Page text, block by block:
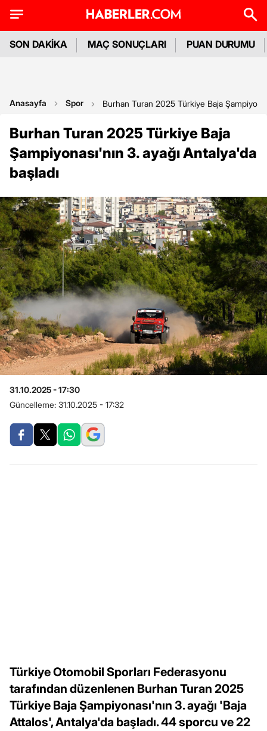
SON DAKİKA MAÇ SONUÇLARI PUAN DURUMU
Anasayfa Spor Burhan Turan 2025 Türkiye Baja
Burhan Turan 2025 Türkiye Baja
Şampiyonası'nın 3. ayağı Antalya'da
başladı
31.10.2025 - 17:30
Güncelleme: 31.10.2025 - 17:32
Türkiye Otomobil Sporları Federasyonu
tarafından düzenlenen Burhan Turan 2025
Türkiye Baja Şampiyonası'nın 3. ayağı 'Baja
Attalos', Antalya'da başladı. 44 sporcu ve 22